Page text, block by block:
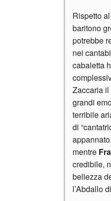
Rispetto
baritono
potrebbe
nei
cabaletta
Zaccaria
grandi
terribile
di
mentre
credibile,
bellezza
l’Abdallo